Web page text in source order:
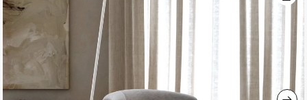
Bildgalerie
springen